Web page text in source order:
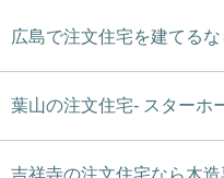
広島で注文住宅を建てる
葉山の注文住宅- スターホ
吉祥寺の注文住宅なら木